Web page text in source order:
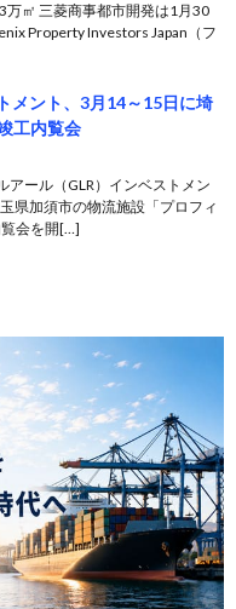
㎡ 三菱商事都市開発は1月30
Property Investors Japan（フ
メント、3月14～15日に埼
工内覧会
アール（GLR）インベストメン
県加須市の物流施設「プロフィ
会を開[…]